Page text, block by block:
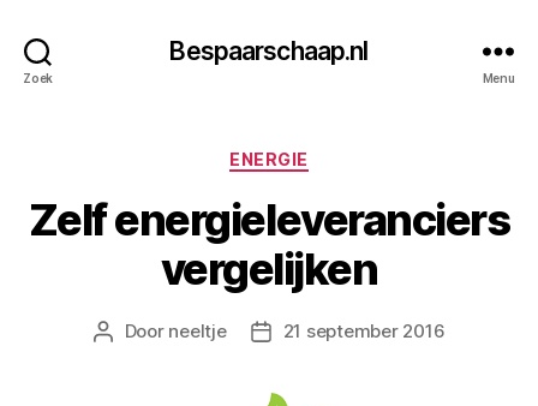
Zoek
Bespaarschaap.nl
Menu
Categorieën
ENERGIE
Zelf energieleveranciers
vergelijken
Berichtauteur
Door neeltje Berichtdatum
21 september 2016